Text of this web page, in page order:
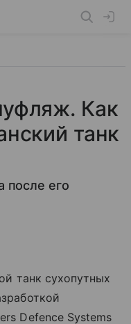
Как
танк
после его
танк сухопутных
Defence Systems